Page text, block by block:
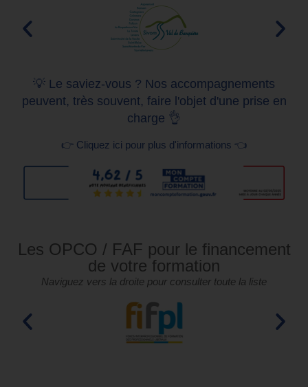
💡 Le saviez-vous ? Nos accompagnements
peuvent, très souvent, faire l'objet d'une prise en
charge 👌
👉 Cliquez ici pour plus d'informations 👈
Les OPCO / FAF pour le financement
de votre formation
Naviguez vers la droite pour consulter toute la liste